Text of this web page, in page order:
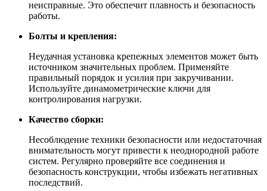
неисправные. Это обеспечит плавность и безопасность
работы.
Болты и крепления:
Неудачная установка крепежных элементов может быть
источником значительных проблем. Применяйте
правильный порядок и усилия при закручивании.
Используйте динамометрические ключи для
контролирования нагрузки.
Качество сборки:
Несоблюдение техники безопасности или недостаточная
внимательность могут привести к неоднородной работе
систем. Регулярно проверяйте все соединения и
безопасность конструкции, чтобы избежать негативных
последствий.